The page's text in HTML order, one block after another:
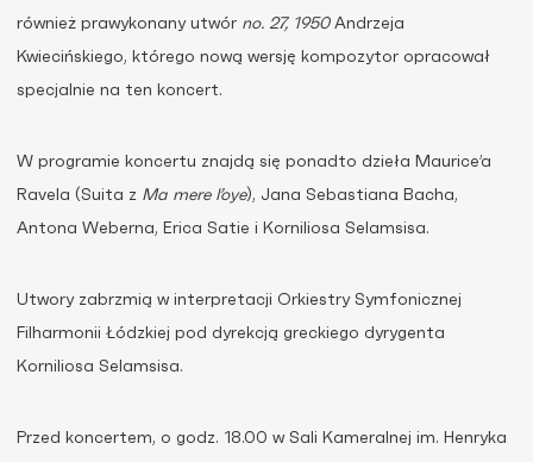
również prawykonany utwór no. 27, 1950Andrzeja
Kwiecińskiego, którego nową wersję kompozytor opracował
specjalnie na ten koncert.
W programie koncertu znajdą się ponadto dzieła Maurice’a
Ravela (Suita z Ma mere l’oye), Jana Sebastiana Bacha,
Antona Weberna, Erica Satie i Korniliosa Selamsisa.
Utwory zabrzmią w interpretacji Orkiestry Symfonicznej
Filharmonii Łódzkiej pod dyrekcją greckiego dyrygenta
Korniliosa Selamsisa.
Przed koncertem, o godz. 18.00 w Sali Kameralnej im. Henryka